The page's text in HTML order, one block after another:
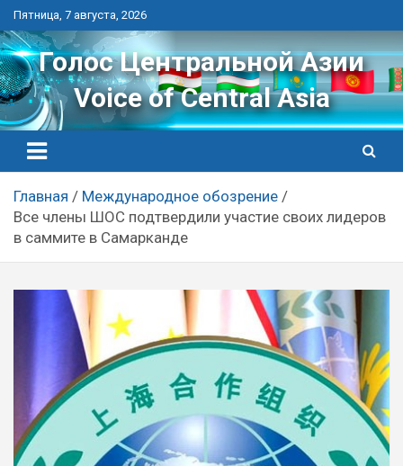
Перейти
к
контенту
Пятница, 7 августа, 2026
Голос Центральной Азии
Voice of Central Asia
Главная
Международное обозрение
Все члены ШОС подтвердили участие своих лидеров
в саммите в Самарканде